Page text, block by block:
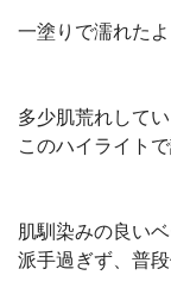
一塗りで濡れたよ
多少肌荒れして
このハイライト
肌馴染みの良い
派手過ぎず、普